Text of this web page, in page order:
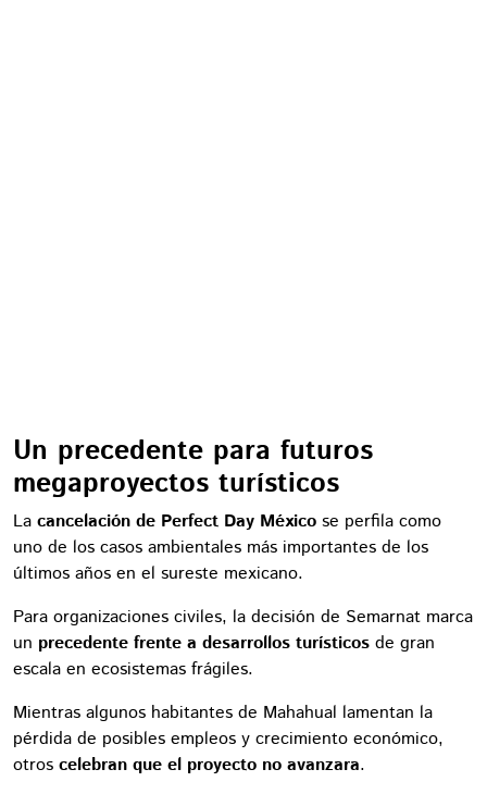
Un precedente para futuros
megaproyectos turísticos
La cancelación de Perfect Day México se perfila como
uno de los casos ambientales más importantes de los
últimos años en el sureste mexicano.
Para organizaciones civiles, la decisión de Semarnat marca
un precedente frente a desarrollos turísticos de gran
escala en ecosistemas frágiles.
Mientras algunos habitantes de Mahahual lamentan la
pérdida de posibles empleos y crecimiento económico,
otros celebran que el proyecto no avanzara.